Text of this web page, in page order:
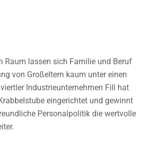
Raum lassen sich Familie und Beruf
von Großeltern kaum unter einen
Industrieunternehmen Fill hat
eingerichtet und gewinnt
Personalpolitik die wertvolle